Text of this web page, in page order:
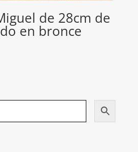
de 28cm de
en bronce